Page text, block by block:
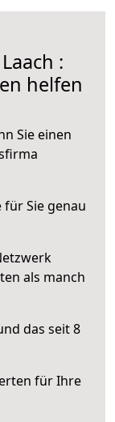
:
helfen
Sie einen
Sie genau
als manch
das seit 8
für Ihre